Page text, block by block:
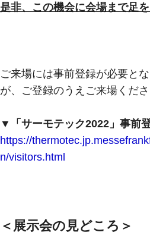
是非、この機会に会場まで足
ご来場には事前登録が必要と
が、ご登録のうえご来場くだ
▼「サーモテック2022」事前
https://
n/visitors.html
＜展示会の見どころ＞